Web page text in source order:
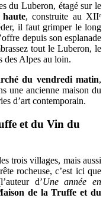
du Luberon, étagé sur le
haute, construite au XIIᵉ
il faut grimper le long
depuis son esplanade
tout le Luberon, le
des Alpes au loin.
du vendredi matin,
une ancienne maison du
d’art contemporain.
et du Vin du
trois villages, mais aussi
rocheuse, c’est ici que
d’Une année en
de la Truffe et du